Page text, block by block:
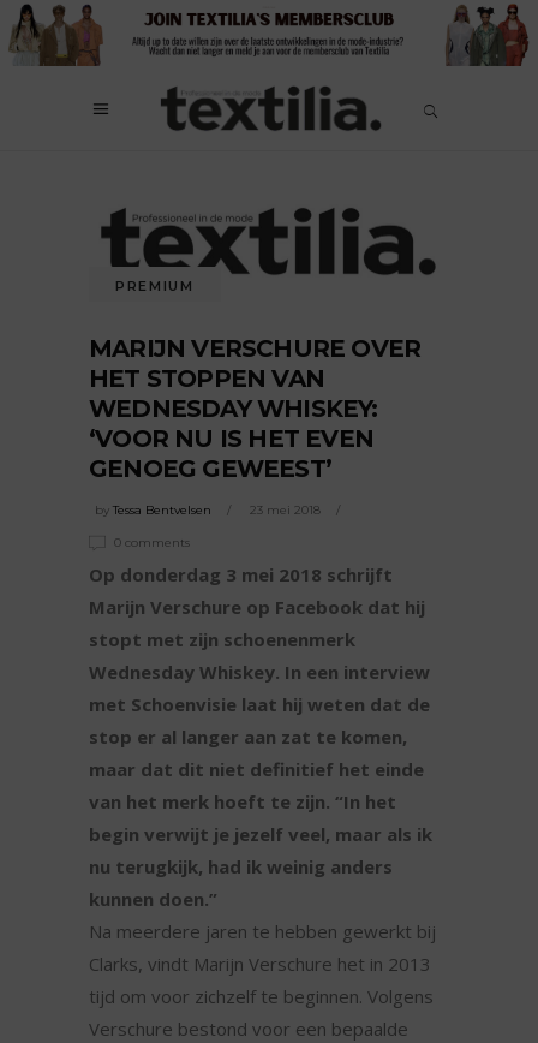
PREMIUM
MARIJN VERSCHURE OVER
HET STOPPEN VAN
WEDNESDAY WHISKEY:
‘VOOR NU IS HET EVEN
GENOEG GEWEEST’
by Tessa Bentvelsen 23 mei 2018
0 comments
Op donderdag 3 mei 2018 schrijft
Marijn Verschure op Facebook dat hij
stopt met zijn schoenenmerk
Wednesday Whiskey. In een interview
met Schoenvisie laat hij weten dat de
stop er al langer aan zat te komen,
maar dat dit niet definitief het einde
van het merk hoeft te zijn. “In het
begin verwijt je jezelf veel, maar als ik
nu terugkijk, had ik weinig anders
kunnen doen.”
Na meerdere jaren te hebben gewerkt bij
Clarks, vindt Marijn Verschure het in 2013
tijd om voor zichzelf te beginnen. Volgens
Verschure bestond voor een bepaalde